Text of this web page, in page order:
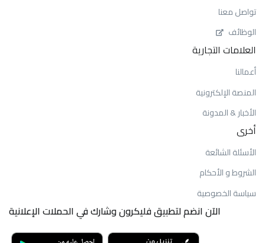
تواصل معنا
الوظائف
العلامات التجارية
أعمالنا
المنصة الإلكترونية
الأخبار & المدونة
أخرى
الأسئلة الشائعة
الشروط و الأحكام
سياسة الخصوصية
الآن انضم لتطبيق فليكرون وشارك في الحملات الإعلانية